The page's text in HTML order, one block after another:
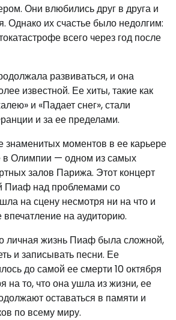
Они влюбились друг в друга и
Однако их счастье было недолгим:
всего через год после
развиваться, и она
известной. Ее хиты, такие как
и «Падает снег», стали
и за ее пределами.
знаменитых моментов в ее карьере
в Олимпии — одном из самых
залов Парижа. Этот концерт
Пиаф над проблемами со
на сцену несмотря ни на что и
впечатление на аудиторию.
личная жизнь Пиаф была сложной,
и записывать песни. Ее
до самой ее смерти 10 октября
на то, что она ушла из жизни, ее
оставаться в памяти и
по всему миру.